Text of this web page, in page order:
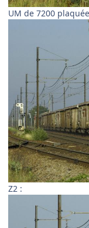
UM de 7200
Z2 :